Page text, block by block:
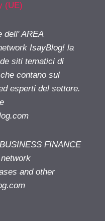
(UE)
dell' AREA
IsayBlog! la
siti tematici di
contano sul
esperti del settore.
FINANCE
and other